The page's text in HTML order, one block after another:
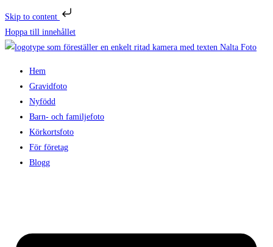
Skip to content
Hoppa till innehållet
Hem
Gravidfoto
Nyfödd
Barn- och familjefoto
Körkortsfoto
För företag
Blogg